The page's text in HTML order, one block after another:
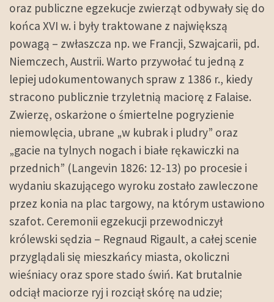
oraz publiczne egzekucje zwierząt odbywały się do
końca XVI w. i były traktowane z największą
powagą – zwłaszcza np. we Francji, Szwajcarii, pd.
Niemczech, Austrii. Warto przywołać tu jedną z
lepiej udokumentowanych spraw z 1386 r., kiedy
stracono publicznie trzyletnią maciorę z Falaise.
Zwierzę, oskarżone o śmiertelne pogryzienie
niemowlęcia, ubrane „w kubrak i pludry” oraz
„gacie na tylnych nogach i białe rękawiczki na
przednich” (Langevin 1826: 12-13) po procesie i
wydaniu skazującego wyroku zostało zawleczone
przez konia na plac targowy, na którym ustawiono
szafot. Ceremonii egzekucji przewodniczył
królewski sędzia – Regnaud Rigault, a całej scenie
przyglądali się mieszkańcy miasta, okoliczni
wieśniacy oraz spore stado świń. Kat brutalnie
odciął maciorze ryj i rozciął skórę na udzie;